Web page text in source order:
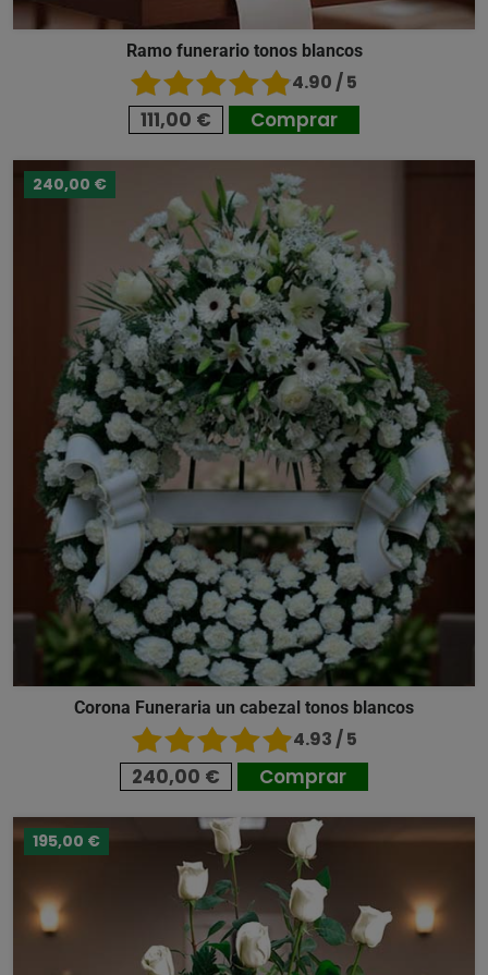
Ramo funerario tonos blancos
4.90 / 5
111,00 € Comprar
240,00 €
Corona Funeraria un cabezal tonos blancos
4.93 / 5
240,00 € Comprar
195,00 €